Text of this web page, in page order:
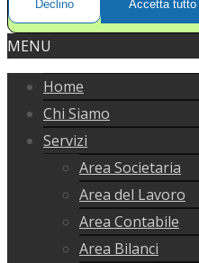
Declino Accetta tutto
MENU
Home
Chi Siamo
Servizi
Area Societaria
Area del Lavoro
Area Contabile
Area Bilanci